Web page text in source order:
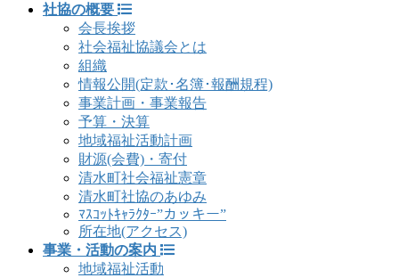
社協の概要
会長挨拶
社会福祉協議会とは
組織
情報公開(定款･名簿･報酬規程)
事業計画・事業報告
予算・決算
地域福祉活動計画
財源(会費)・寄付
清水町社会福祉憲章
清水町社協のあゆみ
ﾏｽｺｯﾄｷｬﾗｸﾀｰ”カッキー”
所在地(アクセス)
事業・活動の案内
地域福祉活動